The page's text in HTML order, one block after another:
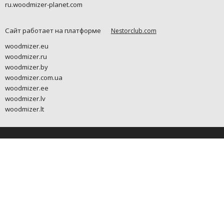
ru.woodmizer-planet.com
Сайт работает на платформе Nestorclub.com
woodmizer.eu
woodmizer.ru
woodmizer.by
woodmizer.com.ua
woodmizer.ee
woodmizer.lv
woodmizer.lt